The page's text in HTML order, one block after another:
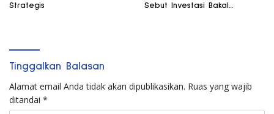
Strategis
Sebut Investasi Bakal
Tinggalkan Balasan
Alamat email Anda tidak akan dipublikasikan. Ruas yang wajib
ditandai *